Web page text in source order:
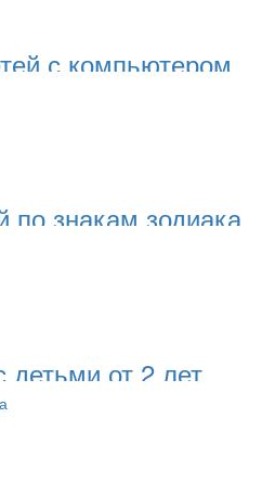
с компьютером
по знакам зодиака
детьми от 2 лет